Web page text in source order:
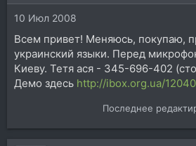
10 Июл 2008
Всем привет! Меняюсь, покупаю,
украинский языки. Перед
Киеву. Тетя ася - 345-696-402
Демо здесь http://ibox.org.ua/
Последнее